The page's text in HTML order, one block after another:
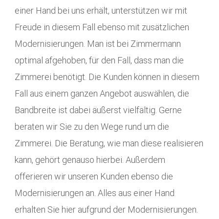
einer Hand bei uns erhält, unterstützen wir mit
Freude in diesem Fall ebenso mit zusätzlichen
Modernisierungen. Man ist bei Zimmermann
optimal afgehoben, für den Fall, dass man die
Zimmerei benötigt. Die Kunden können in diesem
Fall aus einem ganzen Angebot auswählen, die
Bandbreite ist dabei äußerst vielfältig. Gerne
beraten wir Sie zu den Wege rund um die
Zimmerei. Die Beratung, wie man diese realisieren
kann, gehört genauso hierbei. Außerdem
offerieren wir unseren Kunden ebenso die
Modernisierungen an. Alles aus einer Hand
erhalten Sie hier aufgrund der Modernisierungen.